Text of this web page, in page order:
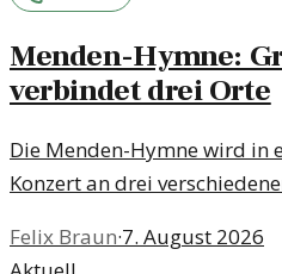
Menden-Hymne:
verbindet drei Orte
Die Menden-Hymne wird in
Konzert an drei
Gemeinschaft zu feiern.
Felix Braun·7. August 2026